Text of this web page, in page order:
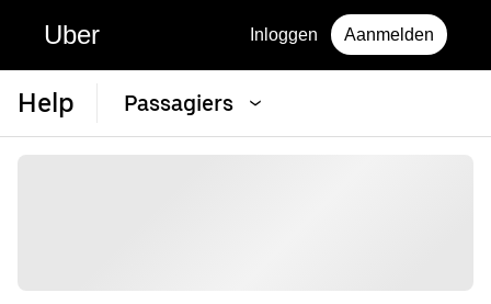
Uber Inloggen Aanmelden
Help Passagiers